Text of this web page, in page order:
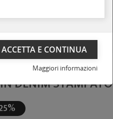
Maggiori informazioni
DENIM STAMPATO